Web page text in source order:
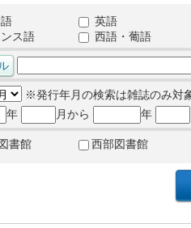
英語
ス語
西語・葡語
※発行年月の検索は雑誌のみ対
年
月から 年
書館 西部図書館